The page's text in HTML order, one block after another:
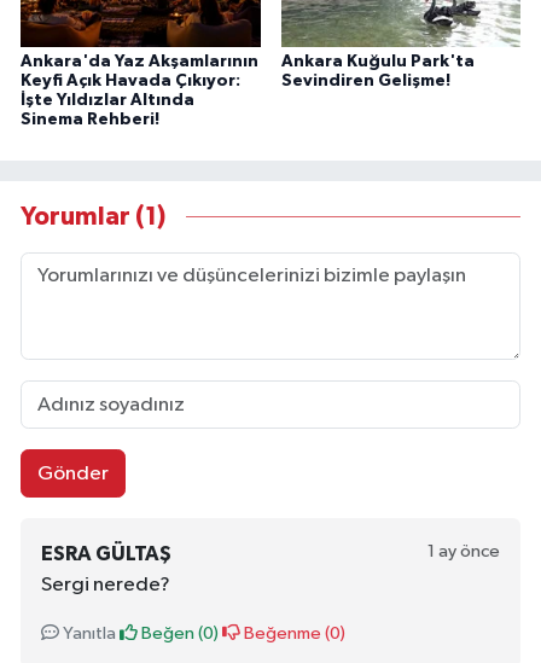
Ankara'da Yaz Akşamlarının
Keyfi Açık Havada Çıkıyor:
İşte Yıldızlar Altında
Sinema Rehberi!
Ankara Kuğulu Park'ta
Sevindiren Gelişme!
Yorumlar (1)
Gönder
ESRA GÜLTAŞ 1 ay önce
Sergi nerede?
Yanıtla Beğen (0) Beğenme (0)